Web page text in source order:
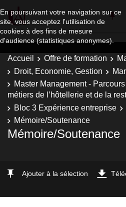
En poursuivant votre navigation sur ce
site, vous acceptez l'utilisation de
cookies à des fins de mesure
d'audience (statistiques anonymes).
Accueil Offre de formation
Droit, Economie, Gestion
Master Management -
métiers de l’hôtellerie et de la
Bloc 3 Expérience entreprise
Mémoire/Soutenance
Mémoire/Soutenance
Ajouter à la sélection